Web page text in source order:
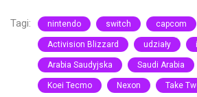
Tagi: nintendo switch capcom
Activision Blizzard udziały
Arabia Saudyjska Saudi Arabia
Koei Tecmo Nexon Take